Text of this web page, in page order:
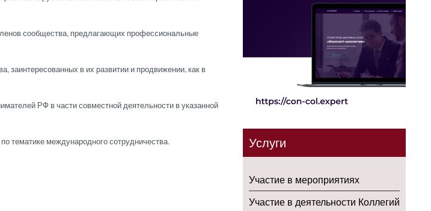
сообщества, предлагающих профессиональные
заинтересованных в их развитии и продвижении, как в
РФ в части совместной деятельности в указанной
тематике международного сотрудничества. Услуги
Участие в мероприятиях
Участие в деятельности Коллегий